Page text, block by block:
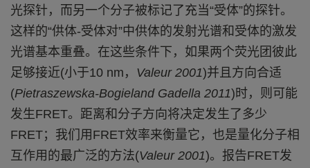
光探针，而另一个分子被标记了充当“受体”的探针。
这样的“供体-受体对”中供体的发射光谱和受体的激发
光谱基本重叠。在这些条件下，如果两个荧光团彼此
足够接近(小于10 nm ， Valeur 2001)并且方向合适
(Pietraszewska-Bogieland Gadella 2011)时，则可能
发生FRET。距离和分子方向将决定发生了多少
FRET；我们用 FRET效率来衡量它，也是量化分子相
互作用的最广泛的方法(Valeur2001)。报告FRET发